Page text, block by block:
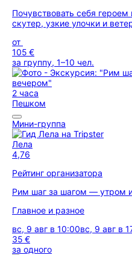
Почувствовать себя
скутер, узкие улочки и
от
105 €
за группу, 1–10 чел.
2 часа
Пешком
Мини-группа
Лела
4,76
Рейтинг организатора
Рим шаг за шагом — утром
Главное и разное
вс, 9 авг в 10:00вс, 9 авг в
35 €
за одного